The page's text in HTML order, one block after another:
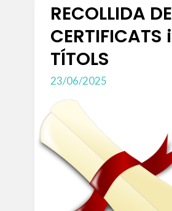
RECOLLIDA DE
CERTIFICATS i
TÍTOLS
23/06/2025